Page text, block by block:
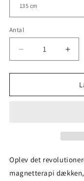
Antal
Antal
Reducer
antallet
for
dækken
Øg
for
Oplev det
magnetterapi